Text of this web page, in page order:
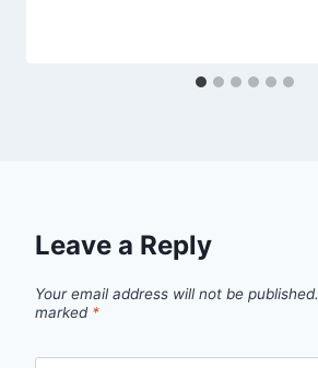
Leave a Reply
Your email address will not be published.
marked *